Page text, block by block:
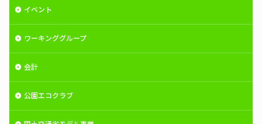
イベント
ワーキンググループ
会計
公園エコクラブ